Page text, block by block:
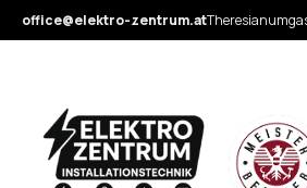
office@elektro-zentrum.at